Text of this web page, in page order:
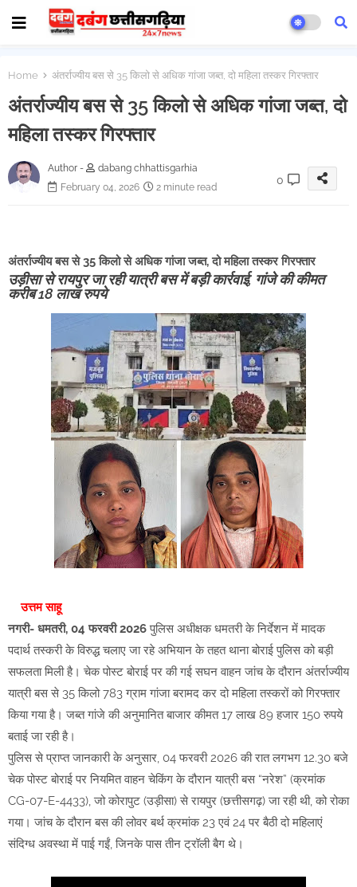
Home अंतर्राज्यीय बस से 35 किलो से अधिक गांजा जब्त, दो महिला तस्कर गिरफ्तार
अंतर्राज्यीय बस से 35 किलो से अधिक गांजा जब्त, दो
महिला तस्कर गिरफ्तार
Author -
dabang chhattisgarhia
February 04, 2026
2 minute read
0
अंतर्राज्यीय बस से 35 किलो से अधिक गांजा जब्त, दो महिला तस्कर गिरफ्तार
उड़ीसा से रायपुर जा रही यात्री बस में बड़ी कार्रवाई, गांजे की कीमत
करीब 18 लाख रुपये
उत्तम साहू
नगरी- धमतरी, 04 फरवरी 2026पुलिस अधीक्षक धमतरी के निर्देशन में मादक
पदार्थ तस्करी के विरुद्ध चलाए जा रहे अभियान के तहत थाना बोराई पुलिस को बड़ी
सफलता मिली है। चेक पोस्ट बोराई पर की गई सघन वाहन जांच के दौरान अंतर्राज्यीय
यात्री बस से 35 किलो 783 ग्राम गांजा बरामद कर दो महिला तस्करों को गिरफ्तार
किया गया है। जब्त गांजे की अनुमानित बाजार कीमत 17 लाख 89 हजार 150 रुपये
बताई जा रही है।
पुलिस से प्राप्त जानकारी के अनुसार, 04 फरवरी 2026 की रात लगभग 12.30 बजे
चेक पोस्ट बोराई पर नियमित वाहन चेकिंग के दौरान यात्री बस “नरेश” (क्रमांक
CG-07-E-4433), जो कोरापुट (उड़ीसा) से रायपुर (छत्तीसगढ़) जा रही थी, को रोका
गया। जांच के दौरान बस की लोवर बर्थ क्रमांक 23 एवं 24 पर बैठी दो महिलाएं
संदिग्ध अवस्था में पाई गईं, जिनके पास तीन ट्रॉली बैग थे।